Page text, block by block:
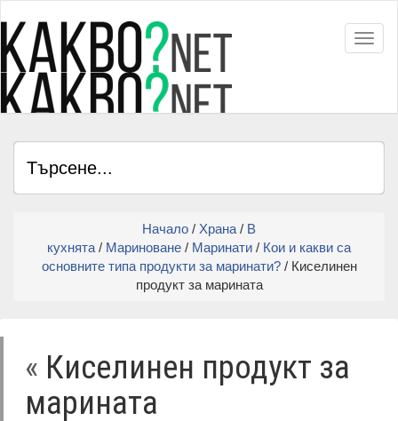
Начало / Храна / В
кухнята / Мариноване / Маринати / Кои и какви са
основните типа продукти за маринати?/ Киселинен
продукт за марината
« Киселинен продукт за
марината